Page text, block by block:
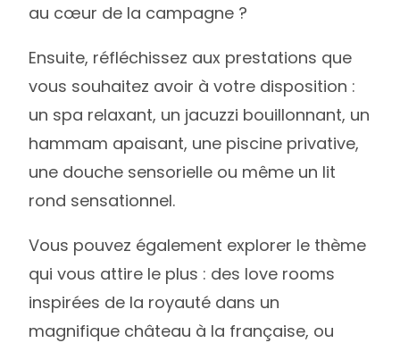
au cœur de la campagne ?
Ensuite, réfléchissez aux prestations que
vous souhaitez avoir à votre disposition :
un spa relaxant, un jacuzzi bouillonnant, un
hammam apaisant, une piscine privative,
une douche sensorielle ou même un lit
rond sensationnel.
Vous pouvez également explorer le thème
qui vous attire le plus : des love rooms
inspirées de la royauté dans un
magnifique château à la française, ou